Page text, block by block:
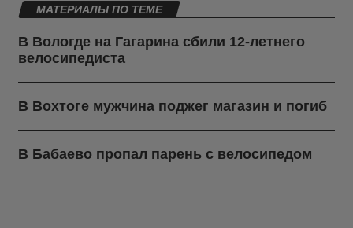
МАТЕРИАЛЫ ПО ТЕМЕ
В Вологде на Гагарина сбили 12-летнего
велосипедиста
В Вохтоге мужчина поджег магазин и погиб
В Бабаево пропал парень с велосипедом